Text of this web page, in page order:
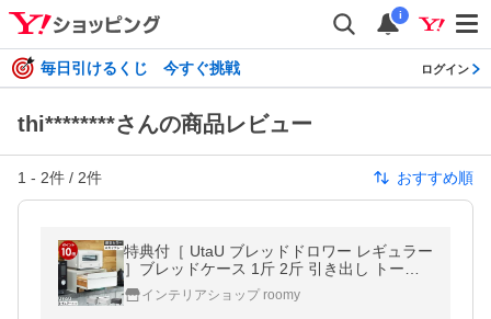
i
毎日引けるくじ 今すぐ挑戦 ログイン
thi********さんの商品レビュー
1 - 2件 / 2件 おすすめ順
特典付［ UtaU ブレッドドロワー レギュラー
］ブレッドケース 1斤 2斤 引き出し トース
ター ラック 調味料 カウンター上収納 収納ボ
ックス キッチン収納 ウタウ
インテリアショップ roomy